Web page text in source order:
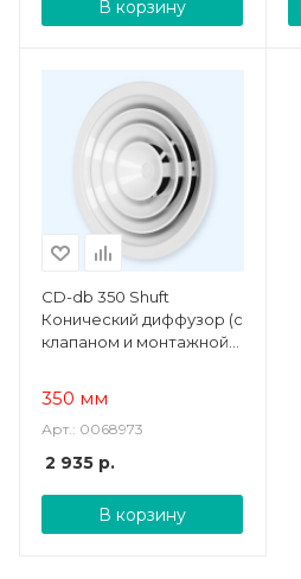
В корзину
CD-db 350 Shuft
Конический диффузор (с
клапаном и монтажной
350 мм
Арт.: 0068973
2 935 р.
В корзину